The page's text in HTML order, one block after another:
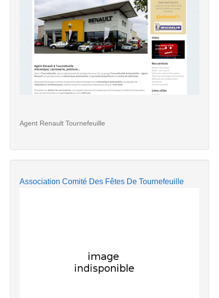
Agent Renault Tournefeuille
Association Comité Des Fêtes De Tournefeuille